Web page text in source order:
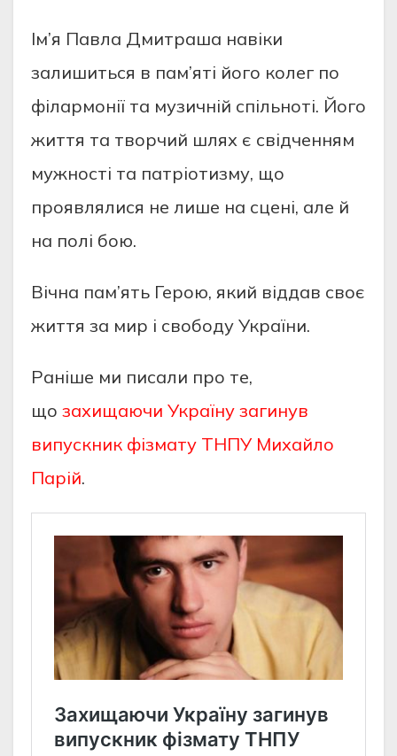
Ім’я Павла Дмитраша навіки
залишиться в пам’яті його колег по
філармонії та музичній спільноті. Його
життя та творчий шлях є свідченням
мужності та патріотизму, що
проявлялися не лише на сцені, але й
на полі бою.
Вічна пам’ять Герою, який віддав своє
життя за мир і свободу України.
Раніше ми писали про те,
що захищаючи Україну загинув
випускник фізмату ТНПУ Михайло
Парій.